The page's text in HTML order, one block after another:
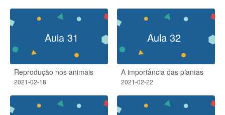
Aula 31
Reprodução nos animais
2021-02-18
Aula 32
A importância das plantas
2021-02-22